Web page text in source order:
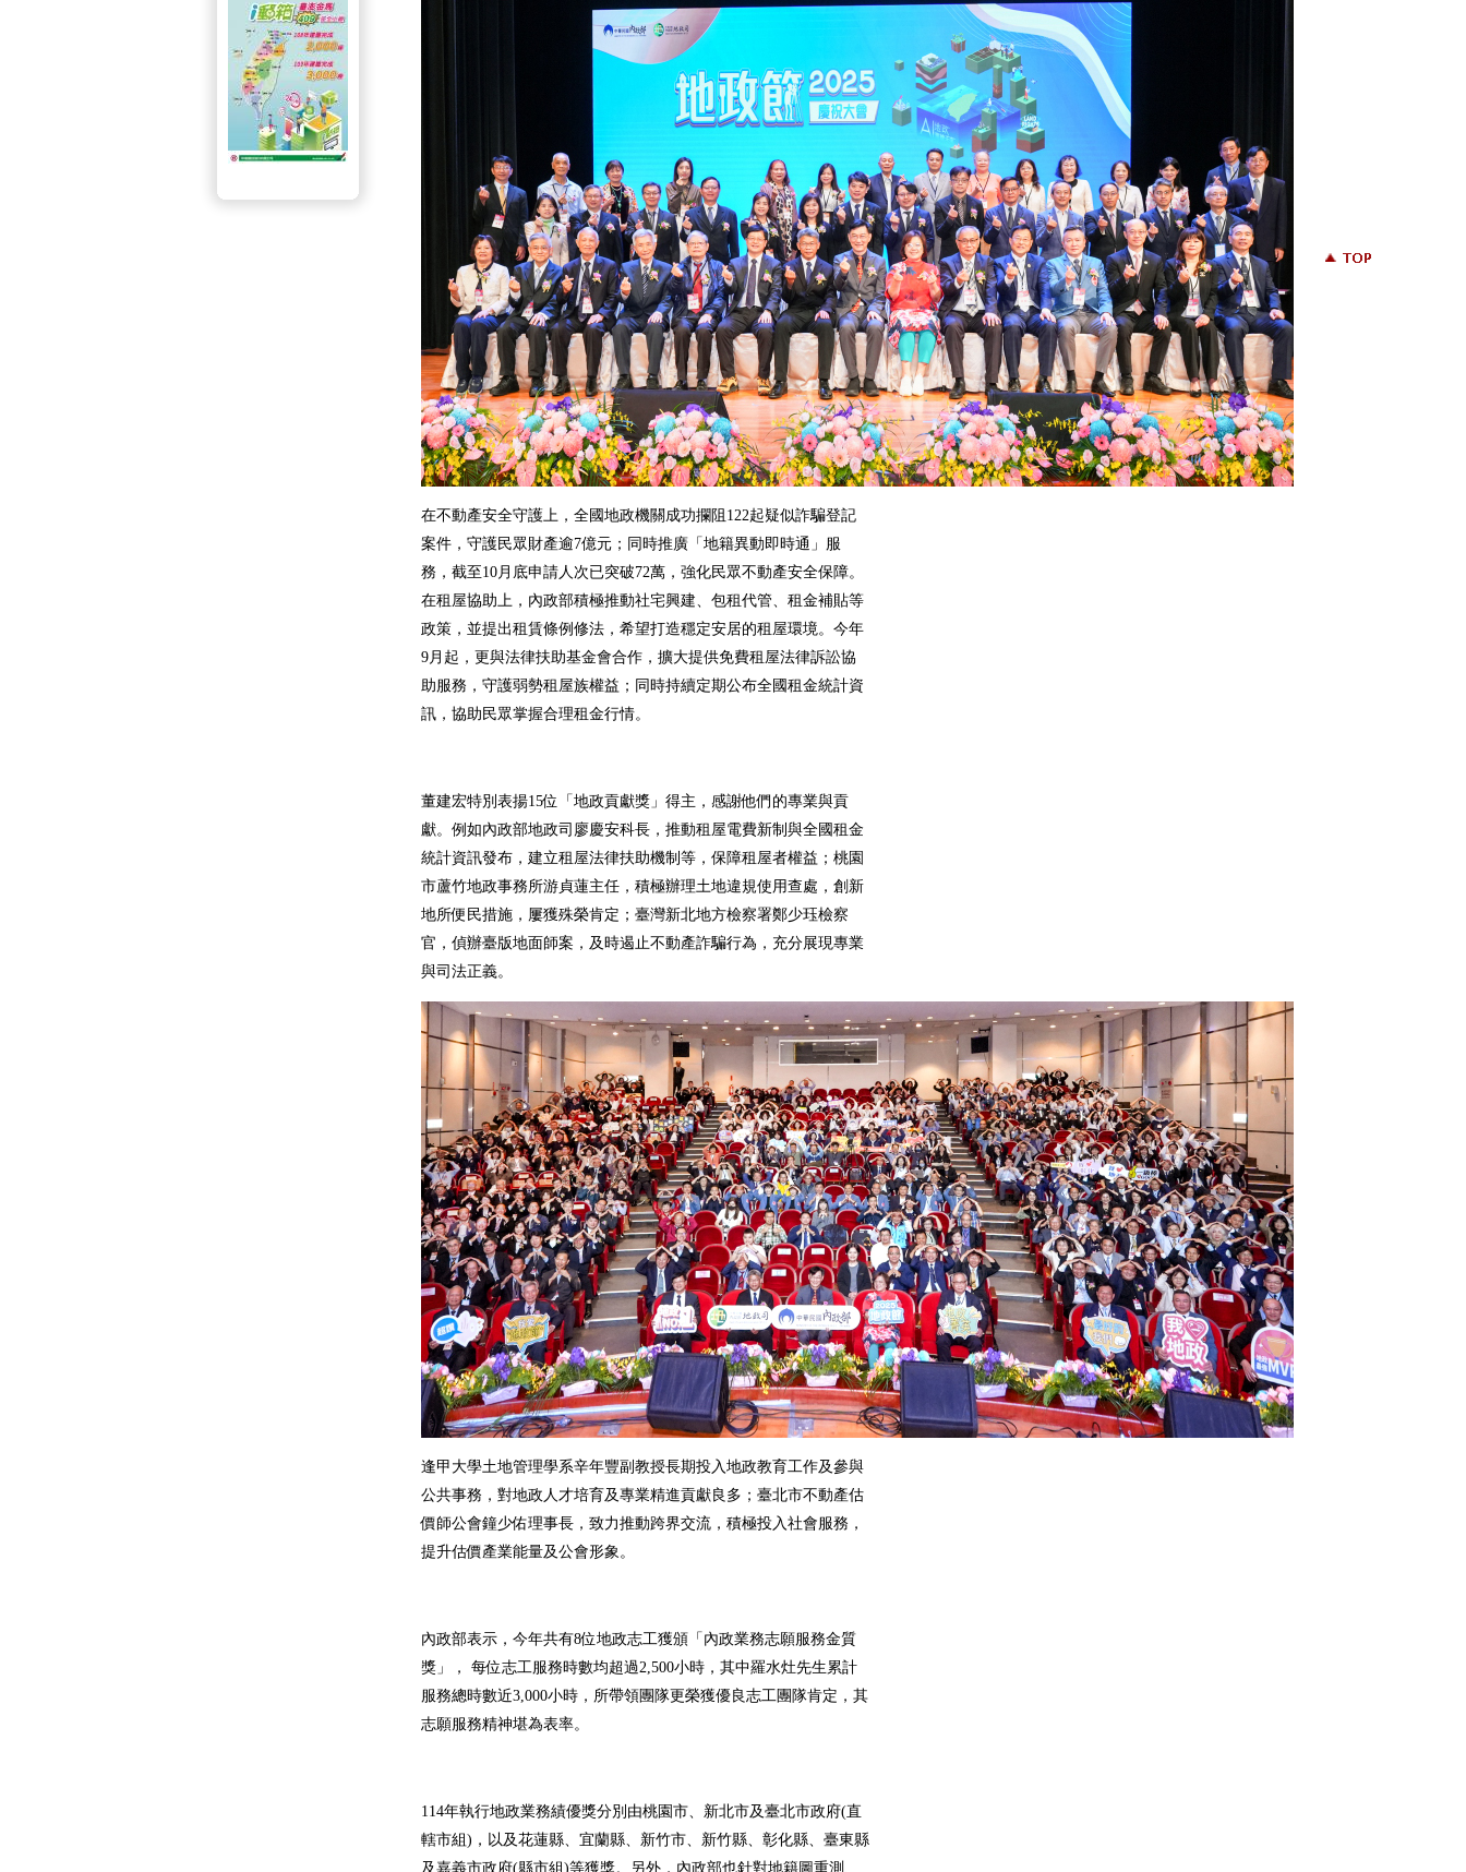
在不動產安全守護上，全國地政機關成功攔阻122起疑似詐騙登記
案件，守護民眾財產逾7億元；同時推廣「地籍異動即時通」服
務，截至10月底申請人次已突破72萬，強化民眾不動產安全保障。
在租屋協助上，內政部積極推動社宅興建、包租代管、租金補貼等
政策，並提出租賃條例修法，希望打造穩定安居的租屋環境。今年
9月起，更與法律扶助基金會合作，擴大提供免費租屋法律訴訟協
助服務，守護弱勢租屋族權益；同時持續定期公布全國租金統計資
訊，協助民眾掌握合理租金行情。
董建宏特別表揚15位「地政貢獻獎」得主，感謝他們的專業與貢
獻。例如內政部地政司廖慶安科長，推動租屋電費新制與全國租金
統計資訊發布，建立租屋法律扶助機制等，保障租屋者權益；桃園
市蘆竹地政事務所游貞蓮主任，積極辦理土地違規使用查處，創新
地所便民措施，屢獲殊榮肯定；臺灣新北地方檢察署鄭少珏檢察
官，偵辦臺版地面師案，及時遏止不動產詐騙行為，充分展現專業
與司法正義。
逢甲大學土地管理學系辛年豐副教授長期投入地政教育工作及參與
公共事務，對地政人才培育及專業精進貢獻良多；臺北市不動產估
價師公會鐘少佑理事長，致力推動跨界交流，積極投入社會服務，
提升估價產業能量及公會形象。
內政部表示，今年共有8位地政志工獲頒「內政業務志願服務金質
獎」， 每位志工服務時數均超過2,500小時，其中羅水灶先生累計
服務總時數近3,000小時，所帶領團隊更榮獲優良志工團隊肯定，其
志願服務精神堪為表率。
114年執行地政業務績優獎分別由桃園市、新北市及臺北市政府(直
轄市組)，以及花蓮縣、宜蘭縣、新竹市、新竹縣、彰化縣、臺東縣
及嘉義市政府(縣市組)等獲獎。另外，內政部也針對地籍圖重測、